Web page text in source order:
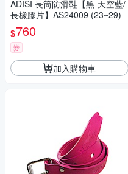
ADISI 長筒防滑鞋【黑-天空藍/
長橡膠片】AS24009 (23~29)
$760
券
加入購物車